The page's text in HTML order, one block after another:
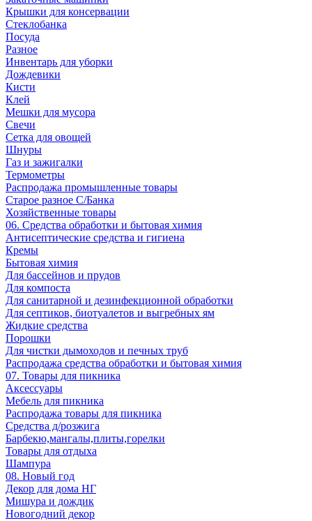
Крышки для консервации
Стеклобанка
Посуда
Разное
Инвентарь для уборки
Дождевики
Кисти
Клей
Мешки для мусора
Свечи
Сетка для овощей
Шнуры
Газ и зажигалки
Термометры
Распродажа промышленные товары
Старое разное С/Банка
Хозяйственные товары
06. Средства обработки и бытовая химия
Антисептические средства и гигиена
Кремы
Бытовая химия
Для бассейнов и прудов
Для компоста
Для санитарной и дезинфекционной обработки
Для септиков, биотуалетов и выгребных ям
Жидкие средства
Порошки
Для чистки дымоходов и печных труб
Распродажа средства обработки и бытовая химия
07. Товары для пикника
Аксессуары
Мебель для пикника
Распродажа товары для пикника
Средства д/розжига
Барбекю,мангалы,плиты,горелки
Товары для отдыха
Шампура
08. Новый год
Декор для дома НГ
Мишура и дождик
Новогодний декор